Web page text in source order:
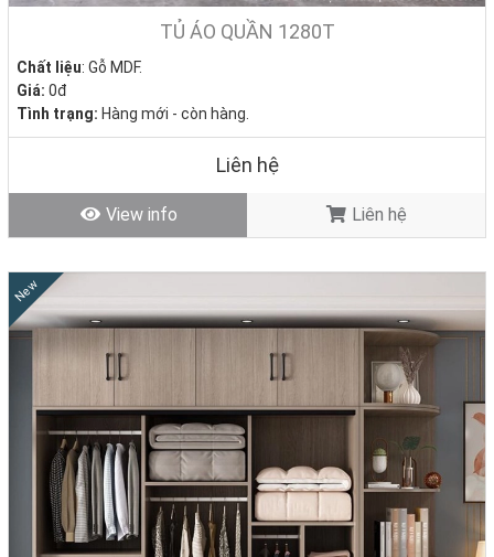
TỦ ÁO QUẦN 1280T
Chất liệu: Gỗ MDF.
Giá: 0đ
Tình trạng: Hàng mới - còn hàng.
Liên hệ
View info Liên hệ
New